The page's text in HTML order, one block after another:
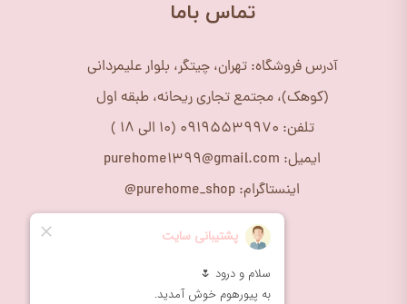
​تماس باما
آدرس فروشگاه: تهران، چیتگر، بلوار علیمردانی
(کوهک)، مجتمع تجاری ریحانه، طبقه اول
تلفن: 09195539970 (10 الی 18 )
ایمیل: purehome1399@gmail.com
اینستاگرام: purehome_shop@